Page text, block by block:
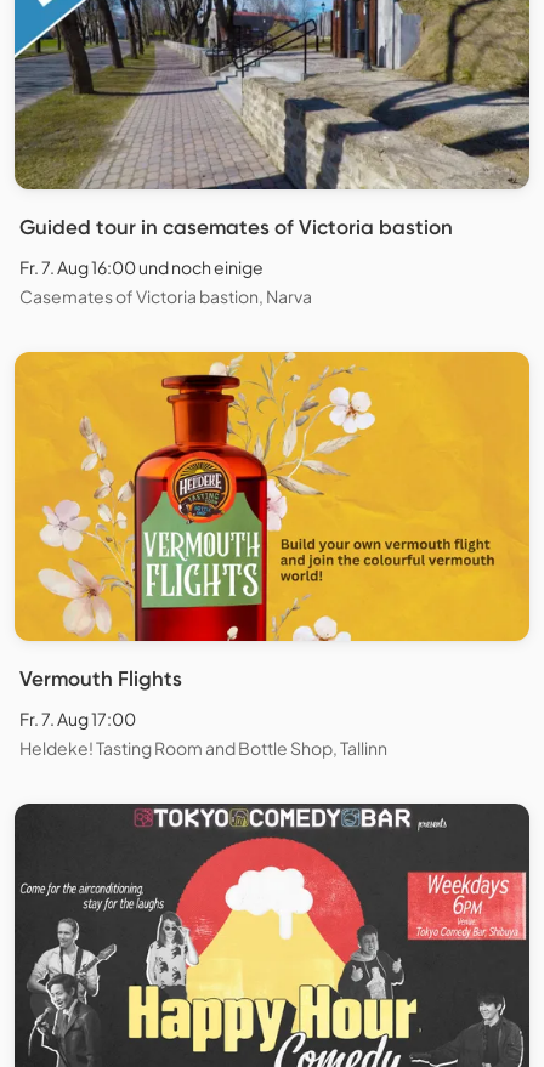
Guided tour in casemates of Victoria bastion
Fr. 7. Aug 16:00 und noch einige
Casemates of Victoria bastion, Narva
Vermouth Flights
Fr. 7. Aug 17:00
Heldeke! Tasting Room and Bottle Shop, Tallinn